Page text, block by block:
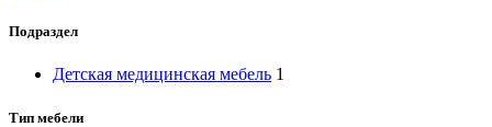
Подраздел
Детская медицинская мебель 1
Тип мебели